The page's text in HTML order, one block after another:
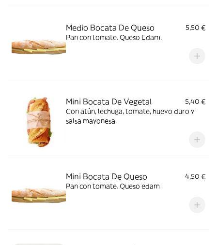
Medio Bocata De Queso
5,50 €
Pan con tomate. Queso Edam.
Mini Bocata De Vegetal
5,40 €
Con atún, lechuga, tomate, huevo duro y
salsa mayonesa.
Mini Bocata De Queso
4,50 €
Pan con tomate. Queso edam